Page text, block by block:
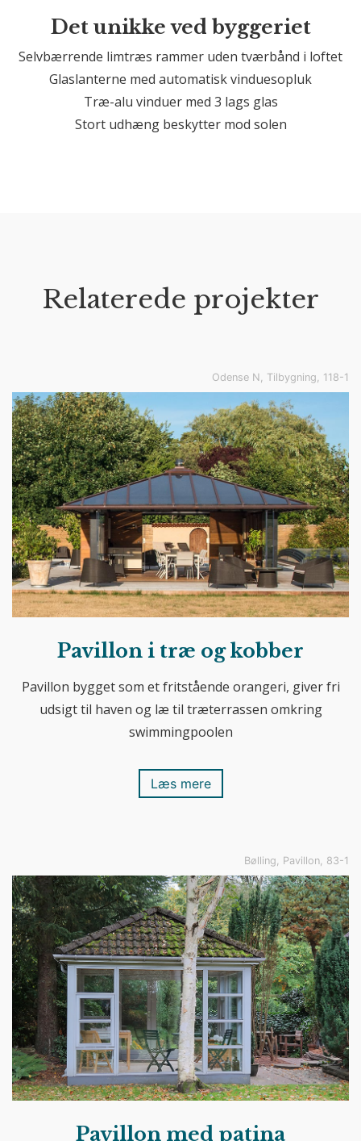
Det unikke ved byggeriet
Selvbærrende limtræs rammer uden tværbånd i loftet
Glaslanterne med automatisk vinduesopluk
Træ-alu vinduer med 3 lags glas
Stort udhæng beskytter mod solen
Relaterede projekter
Odense N, Tilbygning, 118-1
Pavillon i træ og kobber
Pavillon bygget som et fritstående orangeri, giver fri
udsigt til haven og læ til træterrassen omkring
swimmingpoolen
Læs mere
Bølling, Pavillon, 83-1
Pavillon med patina